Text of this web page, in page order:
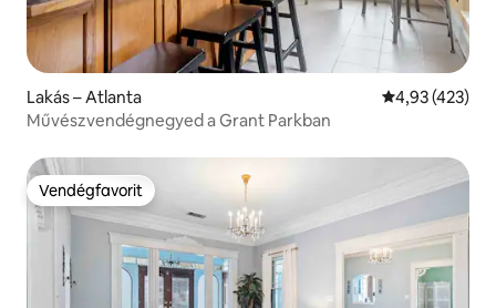
Lakás – Atlanta Átlagos
4,93 (423)
Művészvendégnegyed a Grant Parkban
Vendégfavorit
Vendégfavorit